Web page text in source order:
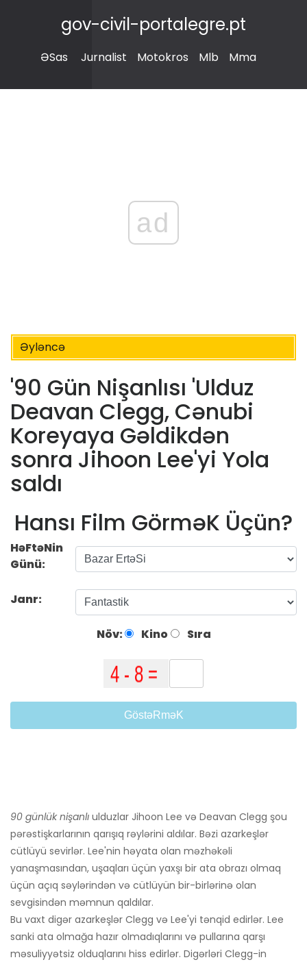
gov-civil-portalegre.pt
ƏSas Jurnalist Motokros Mlb Mma
ad
Əyləncə
'90 Gün Nişanlısı 'Ulduz
Deavan Clegg, Cənubi
Koreyaya Gəldikdən
sonra Jihoon Lee'yi Yola
saldı
Hansı Film GörməK Üçün?
HəFtəNin
Günü:
Janr:
Növ: Kino Sıra
GöstəRməK
90 günlük nişanlı ulduzlar Jihoon Lee və Deavan Clegg şou
pərəstişkarlarının qarışıq rəylərini aldılar. Bəzi azarkeşlər
cütlüyü sevirlər. Lee'nin həyata olan məzhəkəli
yanaşmasından, uşaqları üçün yaxşı bir ata obrazı olmaq
üçün açıq səylərindən və cütlüyün bir-birlərinə olan
sevgisindən məmnun qaldılar.
Bu vaxt digər azarkeşlər Clegg və Lee'yi tənqid edirlər. Lee
sanki ata olmağa hazır olmadıqlarını və pullarına qarşı
məsuliyyətsiz olduqlarını hiss edirlər. Digərləri Clegg-in